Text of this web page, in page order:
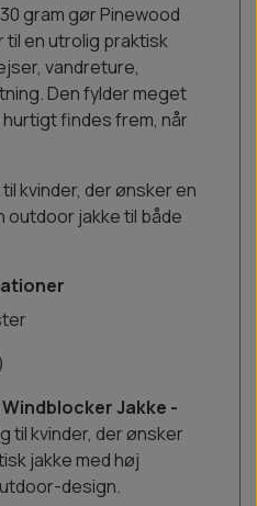
gram gør Pinewood
til en utrolig praktisk
vandreture,
Den fylder meget
findes frem, når
kvinder, der ønsker en
outdoor jakke til både
Jakke -
til kvinder, der ønsker
jakke med høj
design.